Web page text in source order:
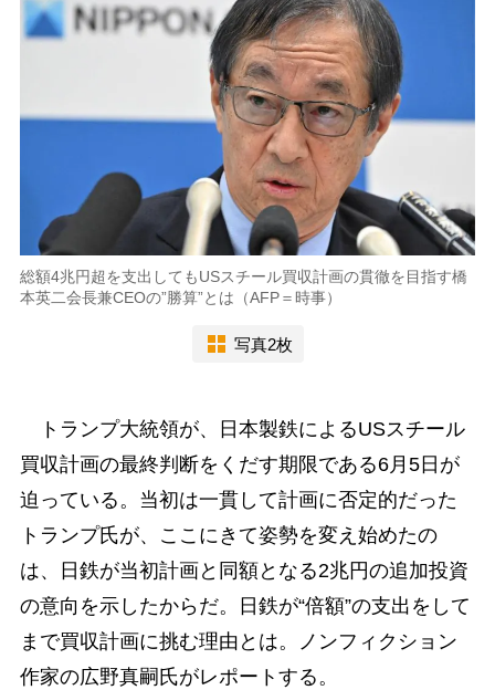
総額4兆円超を支出してもUSスチール買収計画の貫徹を目指す橋
本英二会長兼CEOの”勝算”とは（AFP＝時事）
写真2枚
トランプ大統領が、日本製鉄によるUSスチール
買収計画の最終判断をくだす期限である6月5日が
迫っている。当初は一貫して計画に否定的だった
トランプ氏が、ここにきて姿勢を変え始めたの
は、日鉄が当初計画と同額となる2兆円の追加投資
の意向を示したからだ。日鉄が“倍額”の支出をして
まで買収計画に挑む理由とは。ノンフィクション
作家の広野真嗣氏がレポートする。